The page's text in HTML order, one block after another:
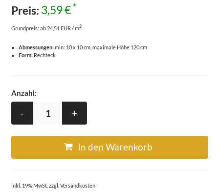
Preis: 3,59 € *
Grundpreis: ab 24,51 EUR / m2
Abmessungen:min: 10 x 10 cm, maximale Höhe 120 cm
Form:Rechteck
Anzahl:
- +
In den Warenkorb
inkl. 19% MwSt. zzgl. Versandkosten